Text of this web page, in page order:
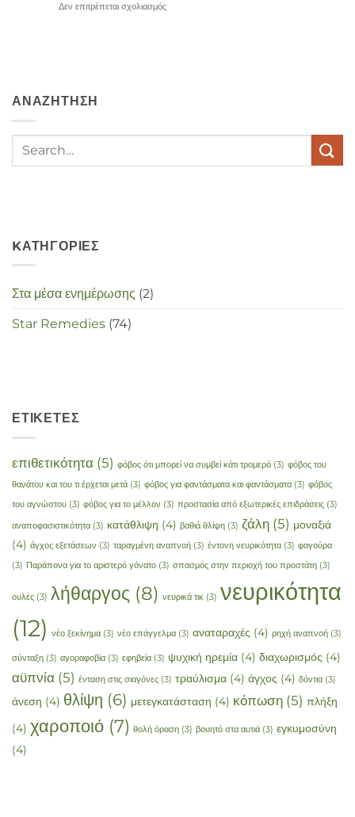
Δεν επιτρέπεται σχολιασμός
in
ΑΝΑΖΉΤΗΣΗ
KΑΤΗΓΟΡΊΕΣ
Στα μέσα ενημέρωσης (2)
Star Remedies (74)
ΕΤΙΚΈΤΕΣ
επιθετικότητα (5) φόβος ότι μπορεί να συμβεί κάτι τρομερό (3) φόβος του
θανάτου και του τι έρχεται μετά (3) φόβος για φαντάσματα και φαντάσματα (3) φόβος
του αγνώστου (3) φόβος για το μέλλον (3) προστασία από εξωτερικές επιδράσεις (3)
αναποφασιστικότητα (3) κατάθλιψη (4) βαθιά θλίψη (3) ζάλη (5) μοναξιά
(4) άγχος εξετάσεων (3) ταραγμένη αναπνοή (3) έντονη νευρικότητα (3) φαγούρα
(3) Παράπονα για το αριστερό γόνατο (3) σπασμός στην περιοχή του προστάτη (3)
ουλές (3) λήθαργος (8) νευρικά τικ (3) νευρικότητα
(12) νέο ξεκίνημα (3) νέο επάγγελμα (3) αναταραχές (4) ρηχή αναπνοή (3)
σύνταξη (3) αγοραφοβία (3) εφηβεία (3) ψυχική ηρεμία (4) διαχωρισμός (4)
αϋπνία (5) ένταση στις σιαγόνες (3) τραύλισμα (4) άγχος (4) δόντια (3)
άνεση (4) θλίψη (6) μετεγκατάσταση (4) κόπωση (5) πλήξη
(4) χαροποιό (7) θολή όραση (3) βουητό στα αυτιά (3) εγκυμοσύνη
(4)